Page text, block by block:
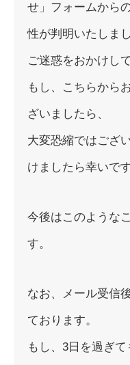
せ」フォームから
性が判明いたしまし
ご迷惑をおかけし
もし、こちらから
ざいましたら、
大変恐縮ではござ
けましたら幸いです
今後はこのような
す。
なお、メール受信
ております。
もし、3日を過ぎて